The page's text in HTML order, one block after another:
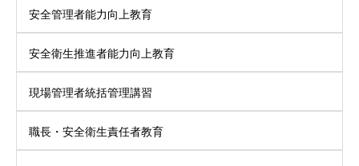
安全管理者能力向上教育
安全衛生推進者能力向上教育
現場管理者統括管理講習
職長・安全衛生責任者教育